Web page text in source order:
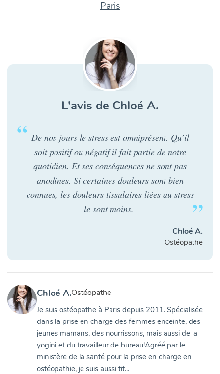
Paris
L'avis de Chloé A.
De nos jours le stress est omniprésent. Qu’il
soit positif ou négatif il fait partie de notre
quotidien. Et ses conséquences ne sont pas
anodines. Si certaines douleurs sont bien
connues, les douleurs tissulaires liées au stress
le sont moins.
Chloé A.
Ostéopathe
Chloé A.Ostéopathe
Je suis ostéopathe à Paris depuis 2011. Spécialisée
dans la prise en charge des femmes enceinte, des
jeunes mamans, des nourrissons, mais aussi de la
yogini et du travailleur de bureau!Agréé par le
ministère de la santé pour la prise en charge en
ostéopathie, je suis aussi tit...